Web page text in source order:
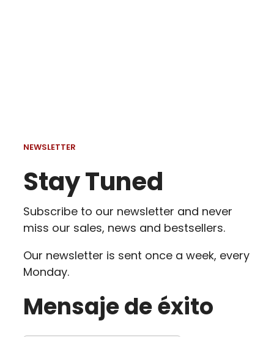
NEWSLETTER
Stay Tuned
Subscribe to our newsletter and never
miss our sales, news and bestsellers.
Our newsletter is sent once a week, every
Monday.
Mensaje de éxito